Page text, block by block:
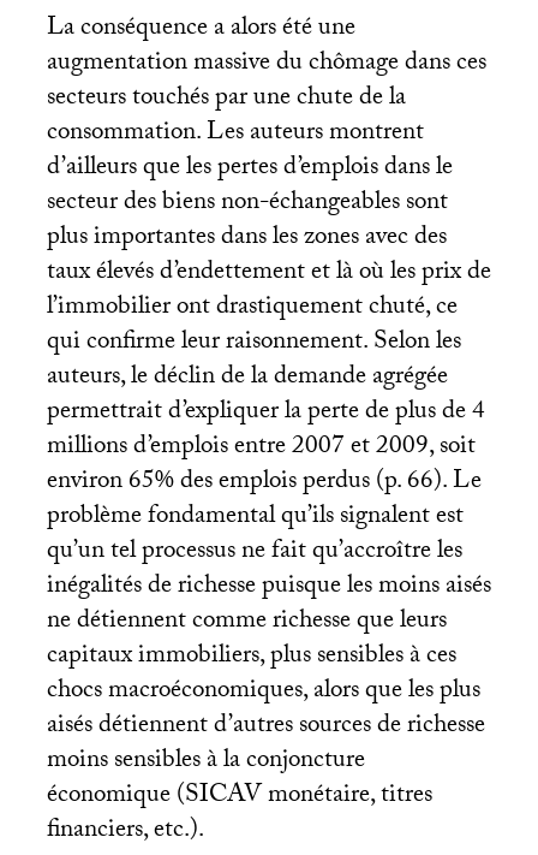
La conséquence a alors été une
augmentation massive du chômage dans ces
secteurs touchés par une chute de la
consommation. Les auteurs montrent
d’ailleurs que les pertes d’emplois dans le
secteur des biens non-échangeables sont
plus importantes dans les zones avec des
taux élevés d’endettement et là où les prix de
l’immobilier ont drastiquement chuté, ce
qui confirme leur raisonnement. Selon les
auteurs, le déclin de la demande agrégée
permettrait d’expliquer la perte de plus de 4
millions d’emplois entre 2007 et 2009, soit
environ 65% des emplois perdus (p. 66). Le
problème fondamental qu’ils signalent est
qu’un tel processus ne fait qu’accroître les
inégalités de richesse puisque les moins aisés
ne détiennent comme richesse que leurs
capitaux immobiliers, plus sensibles à ces
chocs macroéconomiques, alors que les plus
aisés détiennent d’autres sources de richesse
moins sensibles à la conjoncture
économique (SICAVmonétaire, titres
financiers, etc.).